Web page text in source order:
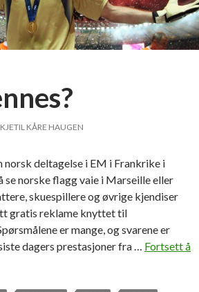
KJETIL KÅRE HAUGEN
norsk deltagelse i EM i Frankrike i
se norske flagg vaie i Marseille eller
skuespillere og øvrige kjendiser
gratis reklame knyttet til
er mange, og svarene er
dagers prestasjoner fra … Fortsett å